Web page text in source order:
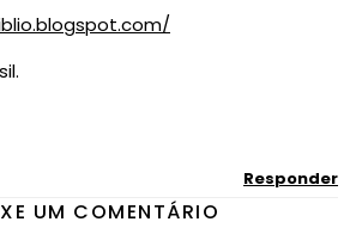
Responder
UM COMENTÁRIO